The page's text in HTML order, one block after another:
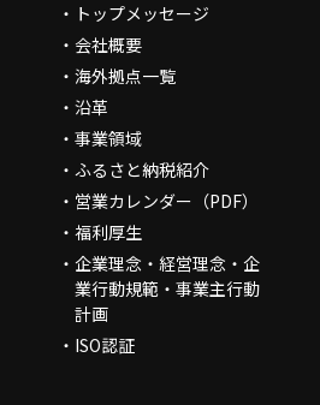
トップメッセージ
会社概要
海外拠点一覧
沿革
事業領域
ふるさと納税紹介
営業カレンダー（PDF）
福利厚生
企業理念・経営理念・企
業行動規範・事業主行動
計画
ISO認証